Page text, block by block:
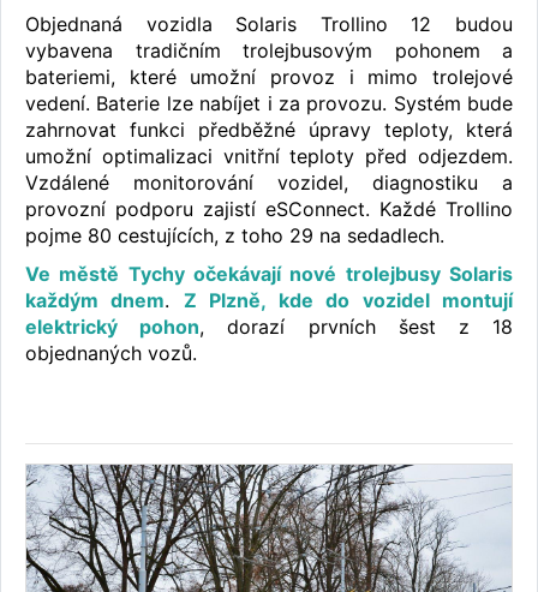
Objednaná vozidla Solaris Trollino 12 budou
vybavena tradičním trolejbusovým pohonem a
bateriemi, které umožní provoz i mimo trolejové
vedení. Baterie lze nabíjet i za provozu. Systém bude
zahrnovat funkci předběžné úpravy teploty, která
umožní optimalizaci vnitřní teploty před odjezdem.
Vzdálené monitorování vozidel, diagnostiku a
provozní podporu zajistí eSConnect. Každé Trollino
pojme 80 cestujících, z toho 29 na sedadlech.
Ve městě Tychy očekávají nové trolejbusy Solaris
každým dnem. Z Plzně, kde do vozidel montují
elektrický pohon, dorazí prvních šest z 18
objednaných vozů.